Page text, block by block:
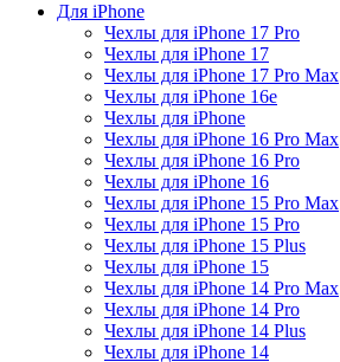
Для iPhone
Чехлы для iPhone 17 Pro
Чехлы для iPhone 17
Чехлы для iPhone 17 Pro Max
Чехлы для iPhone 16e
Чехлы для iPhone
Чехлы для iPhone 16 Pro Max
Чехлы для iPhone 16 Pro
Чехлы для iPhone 16
Чехлы для iPhone 15 Pro Max
Чехлы для iPhone 15 Pro
Чехлы для iPhone 15 Plus
Чехлы для iPhone 15
Чехлы для iPhone 14 Pro Max
Чехлы для iPhone 14 Pro
Чехлы для iPhone 14 Plus
Чехлы для iPhone 14